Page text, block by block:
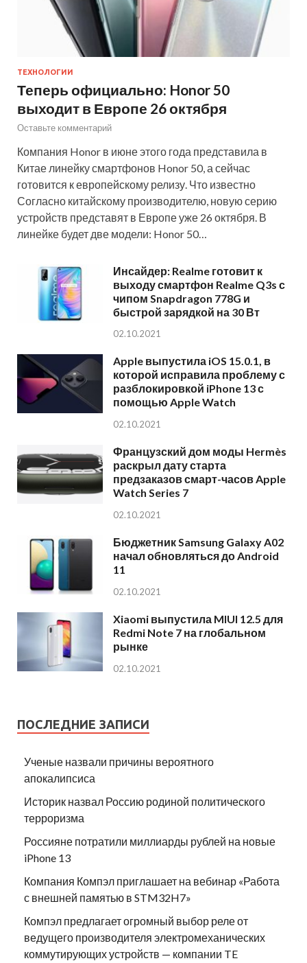
ТЕХНОЛОГИИ
Теперь официально: Honor 50
выходит в Европе 26 октября
Оставьте комментарий
Компания Honor в июне этого года представила в
Китае линейку смартфонов Honor 50, а сейчас
готовится к европейскому релизу. Что известно
Согласно китайскому производителю, новую серию
устройств представят в Европе уже 26 октября. В
линейке будет две модели: Honor 50…
Инсайдер: Realme готовит к
выходу смартфон Realme Q3s с
чипом Snapdragon 778G и
быстрой зарядкой на 30 Вт
02.10.2021
Apple выпустила iOS 15.0.1, в
которой исправила проблему с
разблокировкой iPhone 13 с
помощью Apple Watch
02.10.2021
Французский дом моды Hermès
раскрыл дату старта
предзаказов смарт-часов Apple
Watch Series 7
02.10.2021
Бюджетник Samsung Galaxy A02
начал обновляться до Android
11
02.10.2021
Xiaomi выпустила MIUI 12.5 для
Redmi Note 7 на глобальном
рынке
02.10.2021
ПОСЛЕДНИЕ ЗАПИСИ
Ученые назвали причины вероятного
апокалипсиса
Историк назвал Россию родиной политического
терроризма
Россияне потратили миллиарды рублей на новые
iPhone 13
Компания Компэл приглашает на вебинар «Работа
с внешней памятью в STM32H7»
Компэл предлагает огромный выбор реле от
ведущего производителя электромеханических
коммутирующих устройств — компании TE